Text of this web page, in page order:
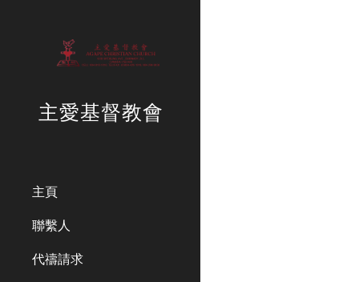
主愛基督教會
主頁
聯繫人
代禱請求